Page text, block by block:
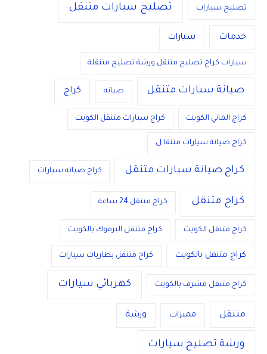
تصليح سيارات تصليح سيارات متنقل
خدمات سيارات
سيارات كراج تصليح متنقل ورشة تصليح متنقلة
صيانة سيارات متنقل صيانه كراج
كراج الماني الكويت كراج سيارات متنقل الكويت
كراج صيانة سيارات متنقا ل
كراج صيانة سيارات متنقل كراج صيانه سيارات
كراج متنقل كراج متنقل 24 ساعة
كراج متنقل الكويت كراج متنقل اليرموك بالكويت
كراج متنقل بالكويت كراج متنقل بطاريات سيارات
كراج متنقل مشرف بالكويت كهربائي سيارات
متنقل مميزات ورشة
ورشة تصليح سيارات